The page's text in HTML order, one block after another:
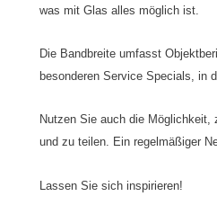
was mit Glas alles möglich ist.
Die Bandbreite umfasst
besonderen Service Specials, in
Nutzen Sie auch die
und zu teilen. Ein regelmäßiger
Lassen Sie sich inspirieren!